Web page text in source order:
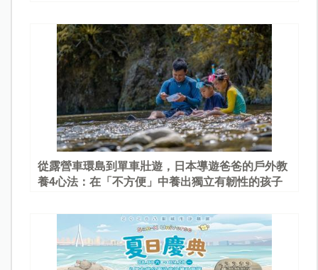
從露營車環島到單車壯遊，日本導遊爸爸的戶外教
養4心法：在「不方便」中養出獨立有韌性的孩子